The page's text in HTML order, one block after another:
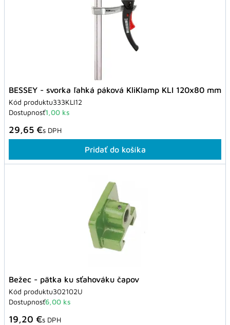
BESSEY - svorka ľahká páková KliKlamp KLI 120x80 mm
Kód produktu333KLI12
Dostupnosť1,00 ks
29,65 €s DPH
Pridať do košíka
Bežec - pätka ku sťahováku čapov
Kód produktu302102U
Dostupnosť6,00 ks
19,20 €s DPH